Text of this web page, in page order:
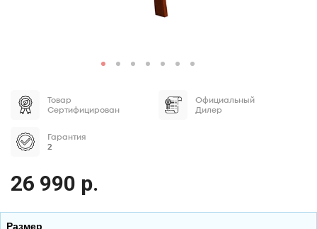
Товар
Сертифицирован
Официальный
Дилер
Гарантия
2
26 990 р.
Размер